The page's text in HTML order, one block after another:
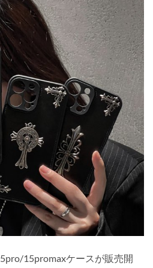
15promaxケースが販売開